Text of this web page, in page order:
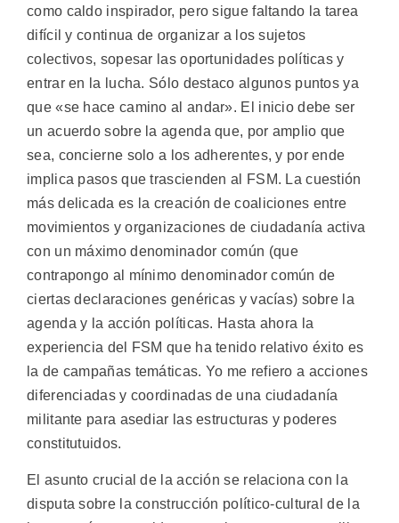
como caldo inspirador, pero sigue faltando la tarea
difícil y continua de organizar a los sujetos
colectivos, sopesar las oportunidades políticas y
entrar en la lucha. Sólo destaco algunos puntos ya
que «se hace camino al andar». El inicio debe ser
un acuerdo sobre la agenda que, por amplio que
sea, concierne solo a los adherentes, y por ende
implica pasos que trascienden al FSM. La cuestión
más delicada es la creación de coaliciones entre
movimientos y organizaciones de ciudadanía activa
con un máximo denominador común (que
contrapongo al mínimo denominador común de
ciertas declaraciones genéricas y vacías) sobre la
agenda y la acción políticas. Hasta ahora la
experiencia del FSM que ha tenido relativo éxito es
la de campañas temáticas. Yo me refiero a acciones
diferenciadas y coordinadas de una ciudadanía
militante para asediar las estructuras y poderes
constitutuidos.
El asunto crucial de la acción se relaciona con la
disputa sobre la construcción político-cultural de la